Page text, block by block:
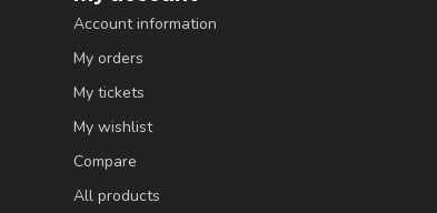
Account information
My orders
My tickets
My wishlist
Compare
All products